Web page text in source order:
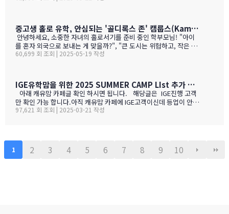
파는 한국 소주 종류와 가격도 함 보세요. 당연 한국보다 비싸죠!!!1.
0-15 % 길고, 일교차가 커 산도가 살아 있음. 서늘한 밤 덕분에 과일
향이 …
하지만, 밴쿠버 지역에서는 한남마트도 있죠. (홍보글 절대 아님 ㅋ
ㅋ)사진들을 보시면서 가격대와 어떤 물건들이 있는지 미리 체크해
보세요!특히 주목할 점은 전기밥솥인데요, 한국에서 가져간 제품은
전압이 달라서 사용할 수 없어서 어쩔 수 없이 현지에서 새로 구입해
야 하는 것중 하나 일수 있죠? 하기는 요새는 워낙 밥들을 먹지 않다
중고생 홀로 유학, 안심되는 '골디록스 존' 캠룹스(Kamloops)가 정답입니다
를 혼자 외국으로 보내는 게 맞을까?", "큰 도시는 위험하고, 작은 도
시는 교육환경이 부족할까?" 이런 고민으로 밤잠 설치시죠? 오늘은
록스 존이란 '너무 크지도 작지도 않은, 딱 적당한 환경'을 말해요. 아
이 혼자 유학가기에 캠룹스가 딱 맞는 이유, 함께 알아볼까요? ?️ 아
이 혼자서도 쉽게 적응할 수 있는 도시 규모 인구 약 1…
60,699 회 조회 | 2025-05-19 작성
IGE유학맘을 위한 2025 SUMMER CAMP LIst 추가 되었습니다.
아래 캐유맘 카페글 확인 하시면 됩니다. 해당글은 IGE진행 고객
만 확인 가능 합니다.아직 캐유맘 카페에 IGE고객이신데 등업이 안된
분들은 등업 신청 해주시기 바랍니다. 해당글 바로 가기 --> http
97,621 회 조회 | 2025-03-21 작성
1 2 3 4 5 6 7 8 9 10